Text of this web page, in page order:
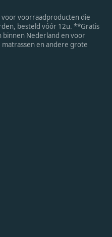
voor voorraadproducten die
besteld vóór 12u. **Gratis
binnen Nederland en voor
en andere grote